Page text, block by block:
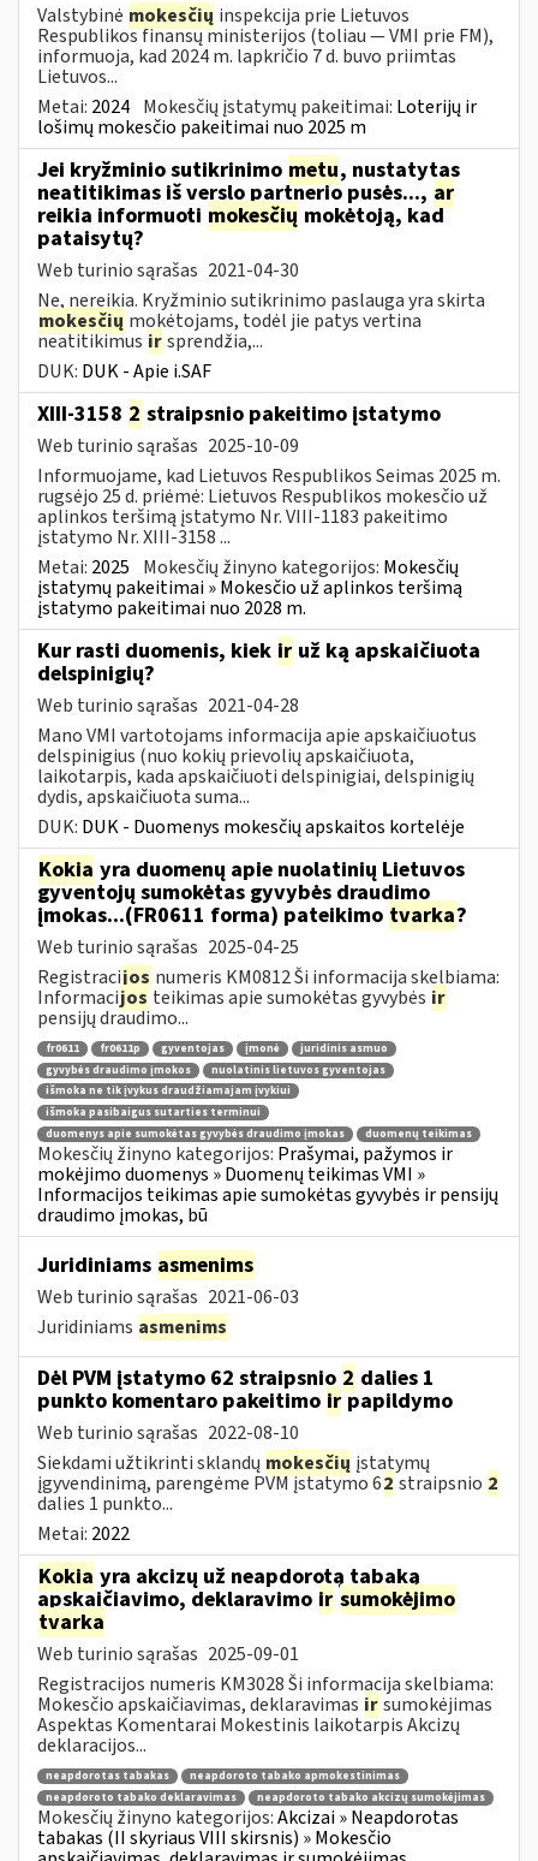
Valstybinė mokesčių inspekcija prie Lietuvos
Respublikos finansų ministerijos (toliau — VMI prie FM),
informuoja, kad 2024 m. lapkričio 7 d. buvo priimtas
Lietuvos...
Metai: 2024 Mokesčių įstatymų pakeitimai: Loterijų ir
lošimų mokesčio pakeitimai nuo 2025 m
Jei kryžminio sutikrinimo metu, nustatytas
neatitikimas iš verslo partnerio pusės..., ar
reikia informuoti mokesčių mokėtoją, kad
pataisytų?
Web turinio sąrašas 2021-04-30
Ne, nereikia. Kryžminio sutikrinimo paslauga yra skirta
mokesčių mokėtojams, todėl jie patys vertina
neatitikimus irsprendžia,...
DUK: DUK - Apie i.SAF
XIII-3158 2 straipsnio pakeitimo įstatymo
Web turinio sąrašas 2025-10-09
Informuojame, kad Lietuvos Respublikos Seimas 2025 m.
rugsėjo 25 d. priėmė: Lietuvos Respublikos mokesčio už
aplinkos teršimą įstatymo Nr. VIII-1183 pakeitimo
įstatymo Nr. XIII-3158 ...
Metai: 2025 Mokesčių žinyno kategorijos: Mokesčių
įstatymų pakeitimai » Mokesčio už aplinkos teršimą
įstatymo pakeitimai nuo 2028 m.
Kur rasti duomenis, kiek ir už ką apskaičiuota
delspinigių?
Web turinio sąrašas 2021-04-28
Mano VMI vartotojams informacija apie apskaičiuotus
delspinigius (nuo kokių prievolių apskaičiuota,
laikotarpis, kada apskaičiuoti delspinigiai, delspinigių
dydis, apskaičiuota suma...
DUK: DUK - Duomenys mokesčių apskaitos kortelėje
Kokia yra duomenų apie nuolatinių Lietuvos
gyventojų sumokėtas gyvybės draudimo
įmokas...(FR0611 forma) pateikimo tvarka?
Web turinio sąrašas 2025-04-25
Registracijos numeris KM0812 Ši informacija skelbiama:
Informacijosteikimas apie sumokėtas gyvybės ir
pensijų draudimo...
fr0611 fr0611p gyventojas įmonė
juridinis asmuo
gyvybės draudimo įmokos
nuolatinis lietuvos gyventojas
išmoka ne tik įvykus draudžiamajam įvykiui
išmoka pasibaigus sutarties terminui
duomenys apie sumokėtas gyvybės draudimo įmokas
duomenų teikimas
Mokesčių žinyno kategorijos: Prašymai, pažymos ir
mokėjimo duomenys » Duomenų teikimas VMI »
Informacijos teikimas apie sumokėtas gyvybės ir pensijų
draudimo įmokas, bū
Juridiniams asmenims
Web turinio sąrašas 2021-06-03
Juridiniams asmenims
Dėl PVM įstatymo 62 straipsnio 2 dalies 1
punkto komentaro pakeitimo irpapildymo
Web turinio sąrašas 2022-08-10
Siekdami užtikrinti sklandų mokesčių įstatymų
įgyvendinimą, parengėme PVM įstatymo 62 straipsnio 2
dalies 1 punkto...
Metai: 2022
Kokia yra akcizų už neapdorotą tabaką
apskaičiavimo, deklaravimo ir sumokėjimo
tvarka
Web turinio sąrašas 2025-09-01
Registracijos numeris KM3028 Ši informacija skelbiama:
Mokesčio apskaičiavimas, deklaravimas irsumokėjimas
Aspektas Komentarai Mokestinis laikotarpis Akcizų
deklaracijos...
neapdorotas tabakas
neapdoroto tabako apmokestinimas
neapdoroto tabako deklaravimas
neapdoroto tabako akcizų sumokėjimas
Mokesčių žinyno kategorijos:Akcizai » Neapdorotas
tabakas (II skyriaus VIII skirsnis) » Mokesčio